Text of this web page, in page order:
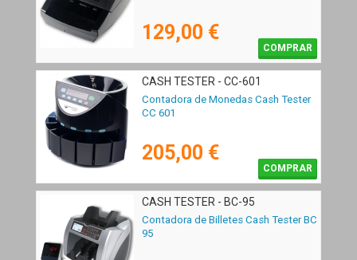
129,00 €
COMPRAR
CASH TESTER - CC-601
Contadora de Monedas Cash Tester
CC 601
205,00 €
COMPRAR
CASH TESTER - BC-95
Contadora de Billetes Cash Tester BC
95